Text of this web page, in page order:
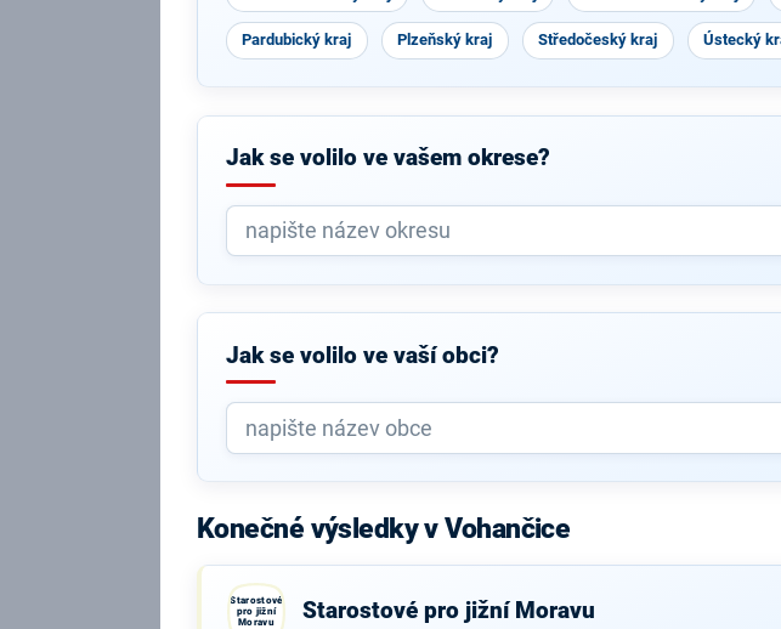
Pardubický kraj Plzeňský kraj Středočeský kraj Ústecký
Jak se volilo ve vašem okrese?
Jak se volilo ve vaší obci?
Konečné výsledky v Vohančice
Starostové
pro jižní
Moravu
Starostové pro jižní Moravu